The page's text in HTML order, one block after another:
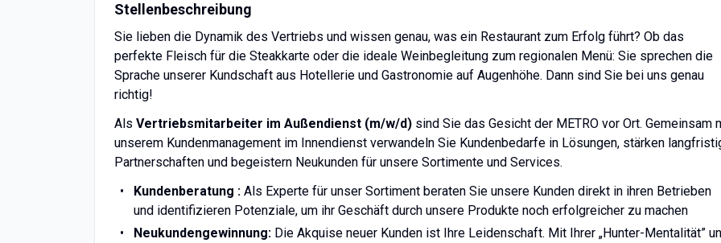
Stellenbeschreibung
Sie lieben die Dynamik des Vertriebs und wissen genau, was ein Restaurant zum Erfolg führt? Ob das
perfekte Fleisch für die Steakkarte oder die ideale Weinbegleitung zum regionalen Menü: Sie sprechen die
Sprache unserer Kundschaft aus Hotellerie und Gastronomie auf Augenhöhe. Dann sind Sie bei uns genau
richtig!
Als Vertriebsmitarbeiter im Außendienst (m/w/d) sind Sie das Gesicht der METRO vor Ort. Gemeinsam
unserem Kundenmanagement im Innendienst verwandeln Sie Kundenbedarfe in Lösungen, stärken
Partnerschaften und begeistern Neukunden für unsere Sortimente und Services.
Kundenberatung :Als Experte für unser Sortiment beraten Sie unsere Kunden direkt in ihren Betrieben
und identifizieren Potenziale, um ihr Geschäft durch unsere Produkte noch erfolgreicher zu machen
Neukundengewinnung: Die Akquise neuer Kunden ist Ihre Leidenschaft. Mit Ihrer „Hunter-Mentalität”